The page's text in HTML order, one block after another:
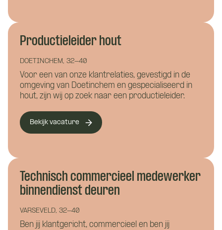
Productieleider hout
DOETINCHEM, 32-40
Voor een van onze klantrelaties, gevestigd in de
omgeving van Doetinchem en gespecialiseerd in
hout, zijn wij op zoek naar een productieleider.
Bekijk vacature
Technisch commercieel medewerker
binnendienst deuren
VARSEVELD, 32-40
Ben jij klantgericht, commercieel en ben jij
Hoe kunnen we je bereiken?
Wat is je telefoonnummer?